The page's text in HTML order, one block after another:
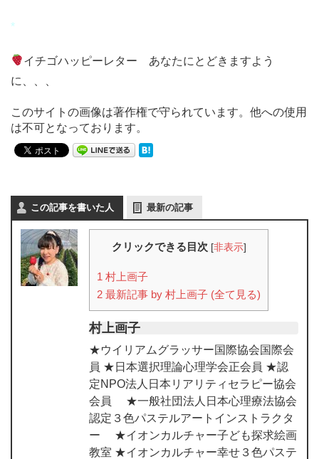
*
イチゴハッピーレター あなたにとどきますよう
に、、、
このサイトの画像は著作権で守られています。他への使用
は不可となっております。
この記事を書いた人 最新の記事
クリックできる目次 [非表示]
1 村上画子
2 最新記事 by 村上画子 (全て見る)
村上画子
★ウイリアムグラッサー国際協会国際会
員 ★日本選択理論心理学会正会員 ★認
定NPO法人日本リアリティセラピー協会
会員 ★一般社団法人日本心理療法協会
認定３色パステルアートインストラクタ
ー ★イオンカルチャー子ども探求絵画
教室 ★イオンカルチャー幸せ３色パステ